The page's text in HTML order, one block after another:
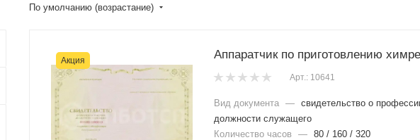
По умолчанию (возрастание)
Акция Аппаратчик по приготовлению
Арт.: 10641
Вид документа — свидетельство о
должности служащего
Количество часов
— 80 / 160 / 320